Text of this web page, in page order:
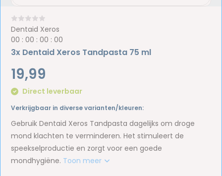
Dentaid Xeros
00 :00 :00 :00
3x Dentaid Xeros Tandpasta 75 ml
19,99
Direct leverbaar
Verkrijgbaar in diverse varianten/kleuren:
Gebruik Dentaid Xeros Tandpasta dagelijks om droge
mond klachten te verminderen. Het stimuleert de
speekselproductie en zorgt voor een goede
mondhygiëne. Toon meer